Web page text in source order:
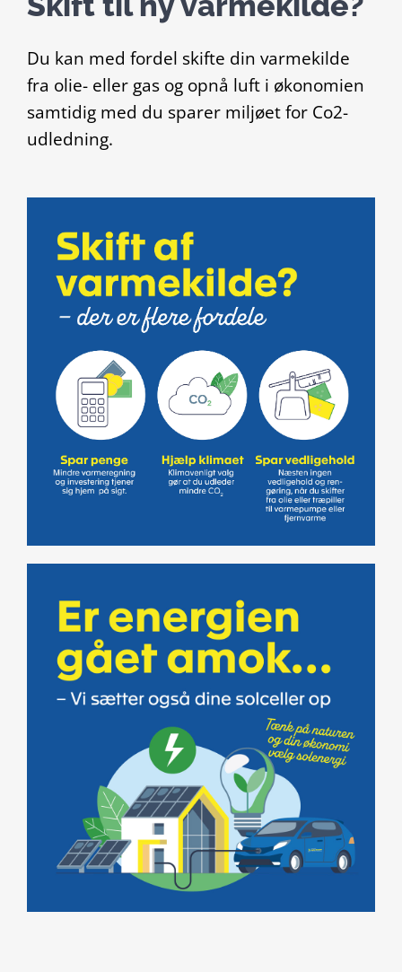
Du kan med fordel skifte din varmekilde
fra olie- eller gas og opnå luft i økonomien
samtidig med du sparer miljøet for Co2-
udledning.